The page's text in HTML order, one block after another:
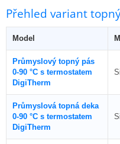
Přehled variant
Model
Průmyslový topný pás
0-90 °C s termostatem
DigiTherm
Průmyslová topná deka
0-90 °C s termostatem
DigiTherm